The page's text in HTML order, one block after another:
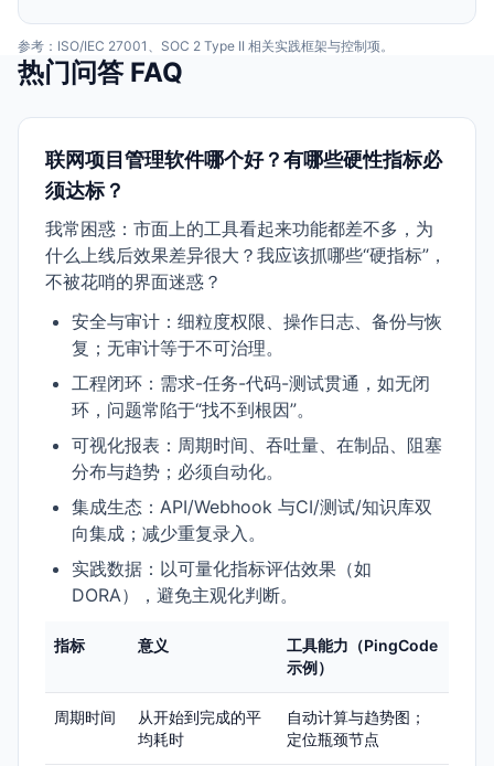
参考：ISO/IEC 27001、SOC 2 Type II 相关实践框架与控制项。
热门问答 FAQ
联网项目管理软件哪个好？有哪些硬性指标必
须达标？
我常困惑：市面上的工具看起来功能都差不多，为
什么上线后效果差异很大？我应该抓哪些“硬指标”，
不被花哨的界面迷惑？
安全与审计：细粒度权限、操作日志、备份与恢
复；无审计等于不可治理。
工程闭环：需求-任务-代码-测试贯通，如无闭
环，问题常陷于“找不到根因”。
可视化报表：周期时间、吞吐量、在制品、阻塞
分布与趋势；必须自动化。
集成生态：API/Webhook 与CI/测试/知识库双
向集成；减少重复录入。
实践数据：以可量化指标评估效果（如
DORA），避免主观化判断。
指标 意义
工具能力（PingCode
示例）
周期时间
从开始到完成的平
均耗时
自动计算与趋势图；
定位瓶颈节点